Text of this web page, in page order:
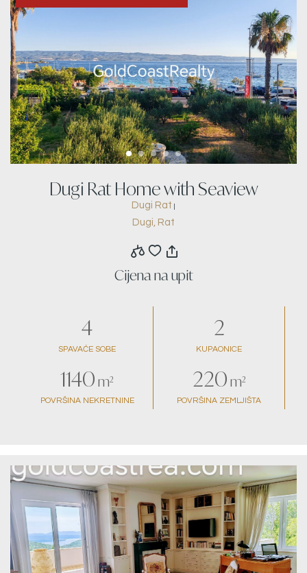
Dugi Rat Home with Seaview
Dugi Rat
Dugi, Rat
Cijena na upit
4
SPAVAĆE SOBE
2
KUPAONICE
1140 m²
POVRŠINA NEKRETNINE
220 m²
POVRŠINA ZEMLJIŠTA